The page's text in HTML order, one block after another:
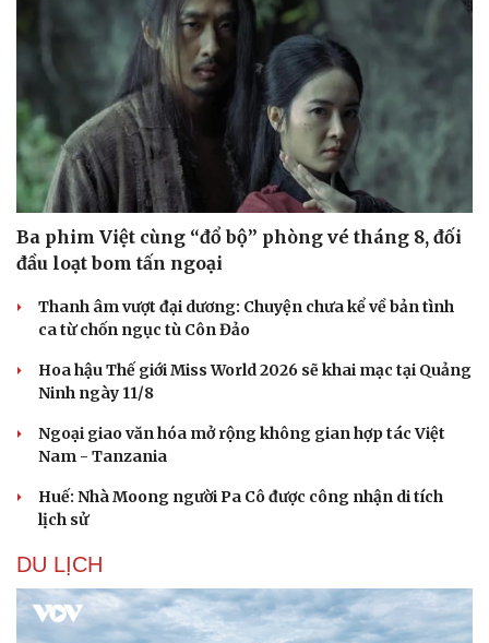
Dinh dưỡng - món ngon
Cây thuốc
Sản phụ khoa
Nhi khoa
Nam khoa
Làm đẹp - giảm cân
Ăn sạch sống khỏe
Đời sống
Nhà đẹp
Blog
Tình yêu - Gia đình
Ba phim Việt cùng “đổ bộ” phòng vé tháng 8, đối
đầu loạt bom tấn ngoại
Thanh âm vượt đại dương: Chuyện chưa kể về bản tình
ca từ chốn ngục tù Côn Đảo
Hoa hậu Thế giới Miss World 2026 sẽ khai mạc tại Quảng
Ninh ngày 11/8
Ngoại giao văn hóa mở rộng không gian hợp tác Việt
Nam - Tanzania
Huế: Nhà Moong người Pa Cô được công nhận di tích
lịch sử
DU LỊCH